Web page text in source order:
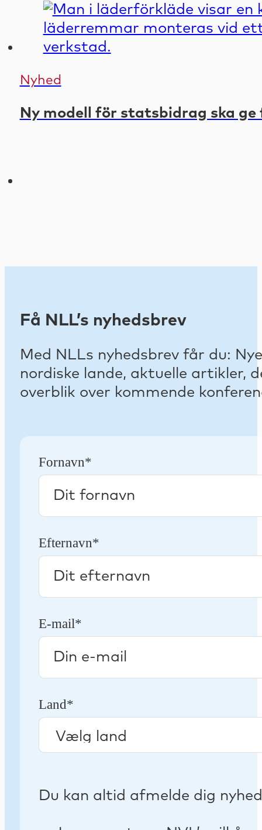
Nyhed
Ny modell för statsbidrag ska
Få NLL’s nyhedsbrev
Med NLLs nyhedsbrev får du:
nordiske lande, aktuelle
overblik over kommende
Fornavn*
Efternavn*
E-mail*
Land*
Du kan altid afmelde dig